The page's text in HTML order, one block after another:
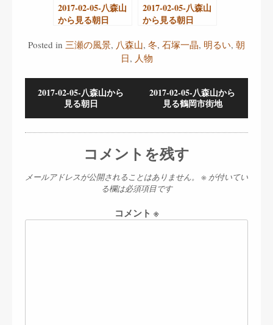
2017-02-05-八森山
から見る朝日
2017-02-05-八森山
から見る朝日
Posted in 三瀬の風景, 八森山, 冬, 石塚一晶, 明るい, 朝
日, 人物
2017-02-05-八森山から
見る朝日
2017-02-05-八森山から
見る鶴岡市街地
コメントを残す
メールアドレスが公開されることはありません。 ※ が付いてい
る欄は必須項目です
コメント ※